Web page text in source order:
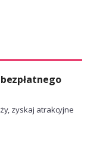
zyskaj atrakcyjne